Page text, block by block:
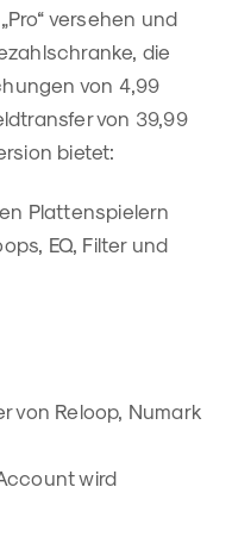
versehen und
die
von 4,99
von 39,99
bietet:
Plattenspielern
EQ, Filter und
von Reloop, Numark
wird